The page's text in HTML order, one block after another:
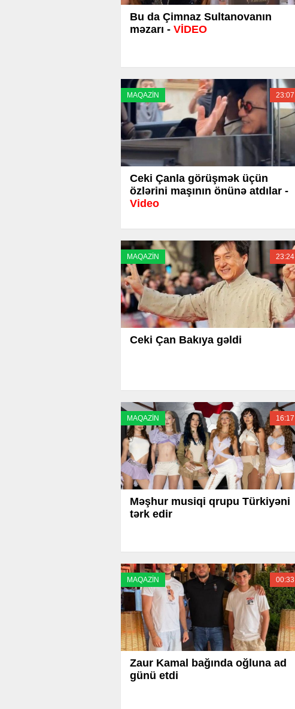
Bu da Çimnaz Sultanovanın
məzarı - VİDEO
MAQAZİN 23:07
Ceki Çanla görüşmək üçün
özlərini maşının önünə atdılar -
Video
MAQAZİN 23:24
Ceki Çan Bakıya gəldi
MAQAZİN 16:17
Məşhur musiqi qrupu Türkiyəni
tərk edir
MAQAZİN 00:33
Zaur Kamal bağında oğluna ad
günü etdi